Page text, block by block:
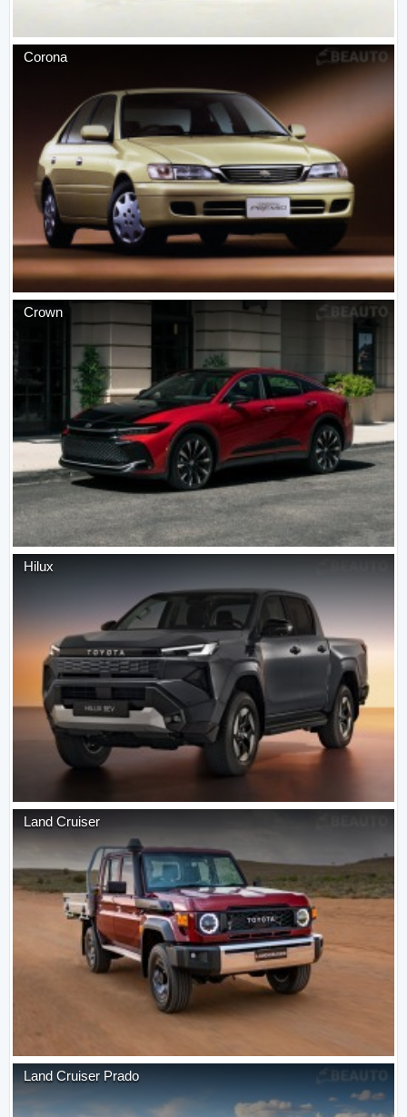
Corona
Crown
Hilux
Land Cruiser
Land Cruiser Prado